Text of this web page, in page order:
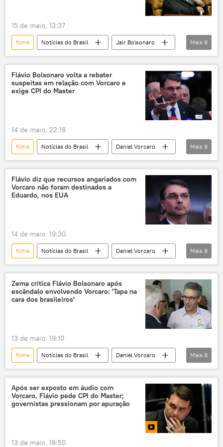
15 de maio, 13:37
filme Notícias do Brasil
Jair Bolsonaro
Flávio Bolsonaro
Flávio Dino
Supremo Tribunal Federal (STF)
Banco Master
Brasil
caso Master
emendas parlamentares
Mais 9
Flávio Bolsonaro volta a rebater
suspeitas em relação com Vorcaro e
exige CPI do Master
14 de maio, 22:18
filme Notícias do Brasil
Daniel Vorcaro
Flávio Bolsonaro
Estados Unidos
PL
Embratur
Nova York
Jair Bolsonaro
Lei Rouanet
Mais 9
Flávio diz que recursos angariados com
Vorcaro não foram destinados a
Eduardo, nos EUA
14 de maio, 19:30
filme Notícias do Brasil
Daniel Vorcaro
Jair Bolsonaro
Flávio Bolsonaro
Estados Unidos
Polícia Federal
Banco Master
Brasil
Texas
Mais 9
Zema critica Flávio Bolsonaro após
escândalo envolvendo Vorcaro: 'Tapa na
cara dos brasileiros'
13 de maio, 19:10
filme Notícias do Brasil
Daniel Vorcaro
Flávio Bolsonaro
Romeu Zema
Brasil
Banco Master
caso Master
repasse
pagamento Jair Bolsonaro
Mais 8
Após ser exposto em áudio com
Vorcaro, Flávio pede CPI do Master;
governistas pressionam por apuração
13 de maio, 18:50